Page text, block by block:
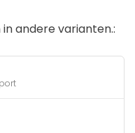
andere varianten.: